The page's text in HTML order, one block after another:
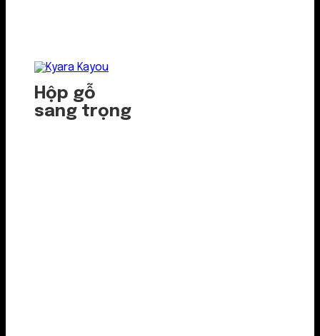
Hộp gỗ
sang trọng